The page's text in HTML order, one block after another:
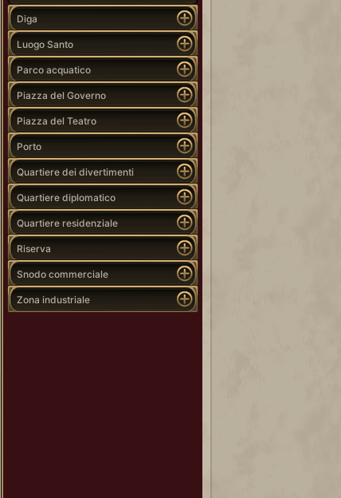
Diga
Luogo Santo
Parco acquatico
Piazza del Governo
Piazza del Teatro
Porto
Quartiere dei divertimenti
Quartiere diplomatico
Quartiere residenziale
Riserva
Snodo commerciale
Zona industriale